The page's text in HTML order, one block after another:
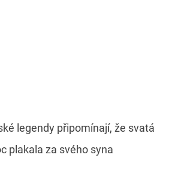
legendy připomínají, že svatá
plakala za svého syna